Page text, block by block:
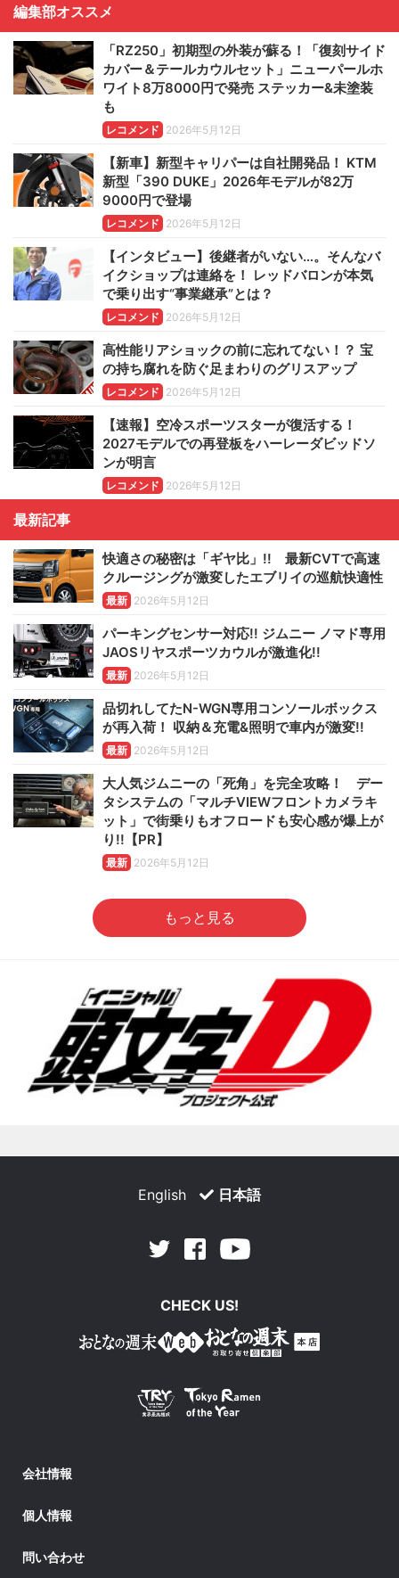
編集部オススメ
「RZ250」初期型の外装が蘇る！「復刻サイド
カバー＆テールカウルセット」ニューパールホ
ワイト8万8000円で発売 ステッカー&未塗装
も
レコメンド 2026年5月12日
【新車】新型キャリパーは自社開発品！ KTM
新型「390 DUKE」2026年モデルが82万
9000円で登場
レコメンド 2026年5月12日
【インタビュー】後継者がいない…。そんなバ
イクショップは連絡を！ レッドバロンが本気
で乗り出す“事業継承”とは？
レコメンド 2026年5月12日
高性能リアショックの前に忘れてない！？ 宝
の持ち腐れを防ぐ足まわりのグリスアップ
レコメンド 2026年5月12日
【速報】空冷スポーツスターが復活する！
2027モデルでの再登板をハーレーダビッドソ
ンが明言
レコメンド 2026年5月12日
最新記事
快適さの秘密は「ギヤ比」!! 最新CVTで高速
クルージングが激変したエブリイの巡航快適性
最新 2026年5月12日
パーキングセンサー対応!! ジムニー ノマド専用
JAOSリヤスポーツカウルが激進化!!
最新 2026年5月12日
品切れしてたN-WGN専用コンソールボックス
が再入荷！ 収納＆充電&照明で車内が激変!!
最新 2026年5月12日
大人気ジムニーの「死角」を完全攻略！ デー
タシステムの「マルチVIEWフロントカメラキ
ット」で街乗りもオフロードも安心感が爆上が
り!!【PR】
最新 2026年5月12日
もっと見る
English 日本語
Twitter Facebook
CHECK US!
会社情報
個人情報
問い合わせ